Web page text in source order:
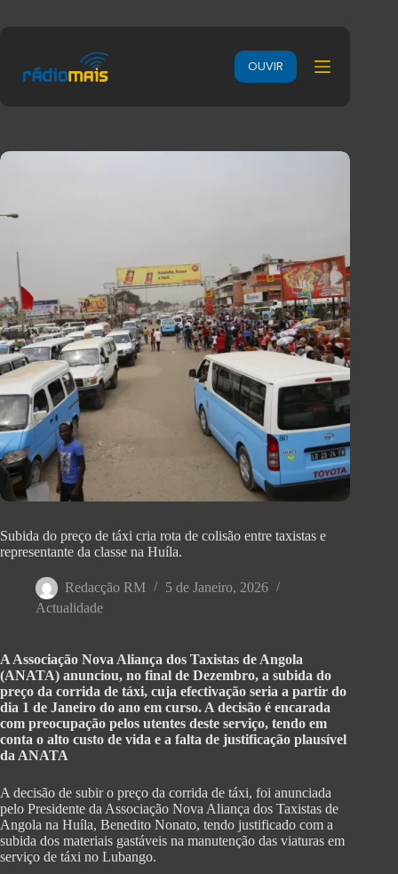
OUVIR
Subida do preço de táxi cria rota de colisão entre taxistas e
representante da classe na Huíla.
Redacção RM
5 de Janeiro, 2026
Actualidade
A Associação Nova Aliança dos Taxistas de Angola
(ANATA) anunciou, no final de Dezembro, a subida do
preço da corrida de táxi, cuja efectivação seria a partir do
dia 1 de Janeiro do ano em curso. A decisão é encarada
com preocupação pelos utentes deste serviço, tendo em
conta o alto custo de vida e a falta de justificação plausível
da ANATA
A decisão de subir o preço da corrida de táxi, foi anunciada
pelo Presidente da Associação Nova Aliança dos Taxistas de
Angola na Huíla, Benedito Nonato, tendo justificado com a
subida dos materiais gastáveis na manutenção das viaturas em
serviço de táxi no Lubango.